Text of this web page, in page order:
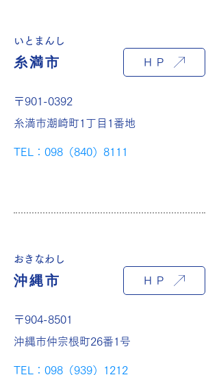
いとまんし
糸満市 ＨＰ
〒901-0392
糸満市潮崎町1丁目1番地
TEL：098（840）8111
おきなわし
沖縄市 ＨＰ
〒904-8501
沖縄市仲宗根町26番1号
TEL：098（939）1212